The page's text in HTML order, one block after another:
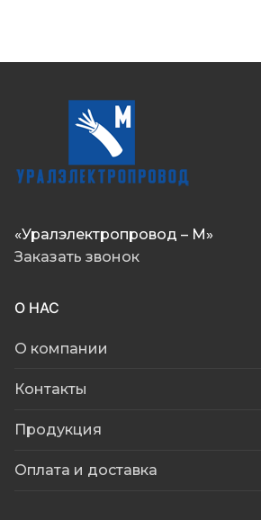
«Уралэлектропровод – М»
Заказать звонок
О НАС
О компании
Контакты
Продукция
Оплата и доставка